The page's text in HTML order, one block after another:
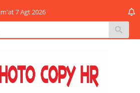
7 Agt 2026